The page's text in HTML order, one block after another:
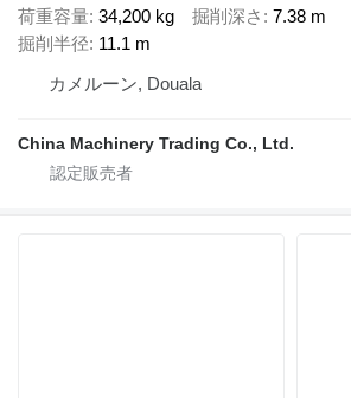
荷重容量 34,200 kg 掘削深さ
7.38 m
掘削半径 11.1 m
カメルーン, Douala
China Machinery Trading Co., Ltd.